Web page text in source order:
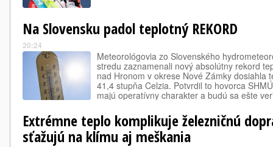
Na Slovensku padol teplotný REKORD
20:24
Meteorológovia zo Slovenského
stredu zaznamenali nový absolútny rekord
nad Hronom v okrese Nové Zámky dosiahla
41,4 stupňa Celzia. Potvrdil to hovorca
majú operatívny charakter a budú sa ešte
Extrémne teplo komplikuje železničnú
sťažujú na klímu aj meškania